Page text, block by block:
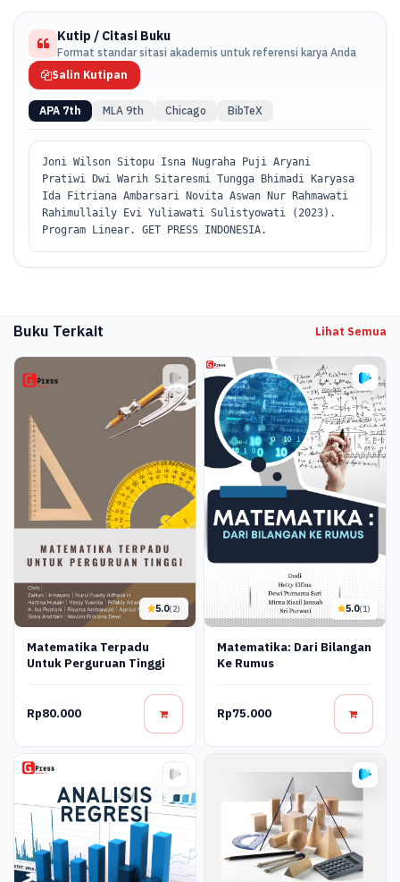
Kutip / Citasi Buku
Format standar sitasi akademis untuk referensi karya Anda
Salin Kutipan
APA 7th MLA 9th Chicago BibTeX
Joni Wilson Sitopu Isna Nugraha Puji Aryani
Pratiwi Dwi Warih Sitaresmi Tungga Bhimadi Karyasa
Ida Fitriana Ambarsari Novita Aswan Nur Rahmawati
Rahimullaily Evi Yuliawati Sulistyowati (2023).
Program Linear. GET PRESS INDONESIA.
Buku Terkait Lihat Semua
5.0(2)
Matematika Terpadu
Untuk Perguruan Tinggi
Rp80.000
5.0(1)
Matematika: Dari Bilangan
Ke Rumus
Rp75.000